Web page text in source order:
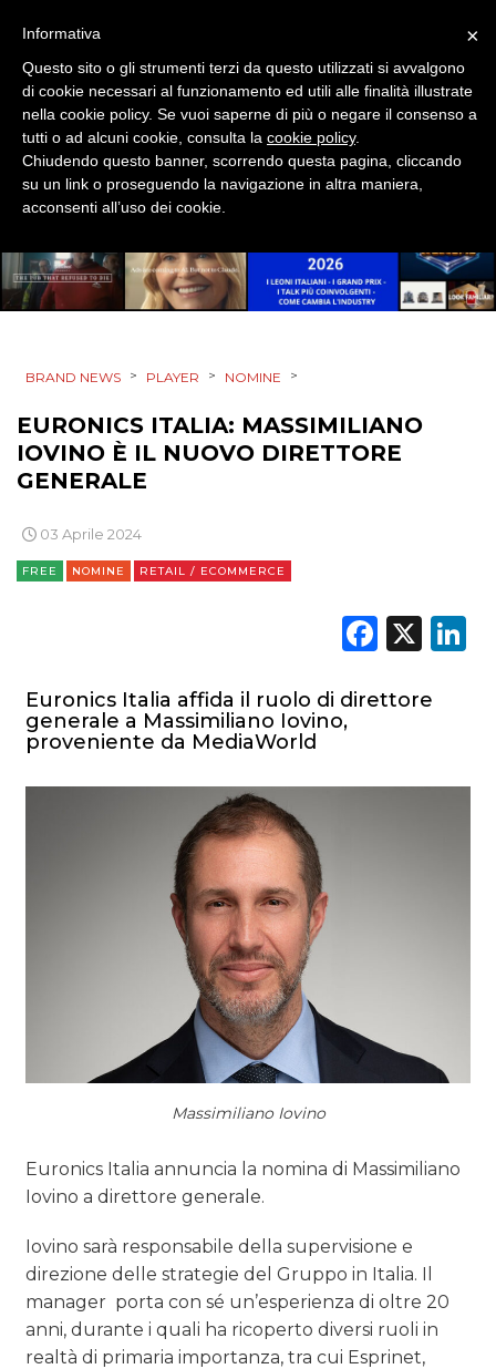
PUNTI VENDITA
CSR
STRATEGIE
CINEMA
EDITORIA
ESTERNA
RADIO / AUDIO
TV
DATI
RICERCHE
PREVISIONI/SCENARI
BRAND NEWS > PLAYER > NOMINE >
EURONICS ITALIA: MASSIMILIANO
IOVINO È IL NUOVO DIRETTORE
GENERALE
03 Aprile 2024
FREE NOMINE RETAIL / ECOMMERCE
X
Euronics Italia affida il ruolo di direttore
generale a Massimiliano Iovino,
proveniente da MediaWorld
Massimiliano Iovino
Euronics Italia annuncia la nomina di Massimiliano
Iovino a direttore generale.
Iovino sarà responsabile della supervisione e
direzione delle strategie del Gruppo in Italia. Il
manager porta con sé un’esperienza di oltre 20
anni, durante i quali ha ricoperto diversi ruoli in
realtà di primaria importanza, tra cui Esprinet,
×
Informativa
Questo sito o gli strumenti terzi da questo utilizzati si avvalgono
di cookie necessari al funzionamento ed utili alle finalità illustrate
nella cookie policy. Se vuoi saperne di più o negare il consenso a
tutti o ad alcuni cookie, consulta la cookie policy.
Chiudendo questo banner, scorrendo questa pagina, cliccando
su un link o proseguendo la navigazione in altra maniera,
acconsenti all’uso dei cookie.